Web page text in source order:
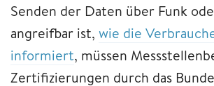
Senden der Daten über Funk
angreifbar ist, wie die
informiert, müssen
Zertifizierungen durch das